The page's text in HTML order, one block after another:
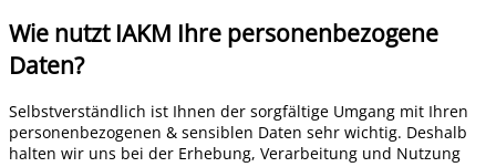
Wie nutzt IAKM Ihre personenbezogene
Daten?
Selbstverständlich ist Ihnen der sorgfältige Umgang mit Ihren
personenbezogenen & sensiblen Daten sehr wichtig. Deshalb
halten wir uns bei der Erhebung, Verarbeitung und Nutzung